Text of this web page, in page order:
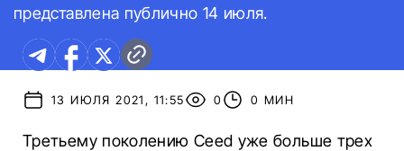
представлена публично 14 июля.
13 ИЮЛЯ 2021, 11:55 0 0 МИН
Третьему поколению Ceed уже больше трех